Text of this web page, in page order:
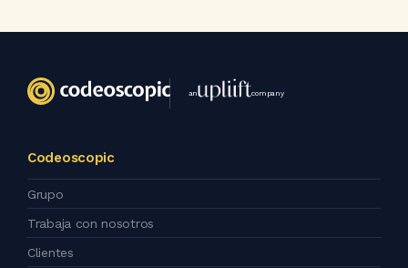
an company
Codeoscopic
Grupo
Trabaja con nosotros
Clientes